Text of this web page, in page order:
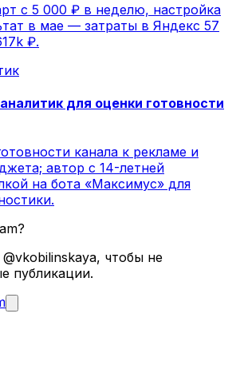
с 5 000 ₽ в неделю, настройка
в мае — затраты в Яндекс 57
₽.
для оценки готовности
канала к рекламе и
автор с 14-летней
на бота «Максимус» для
чтобы не
публикации.